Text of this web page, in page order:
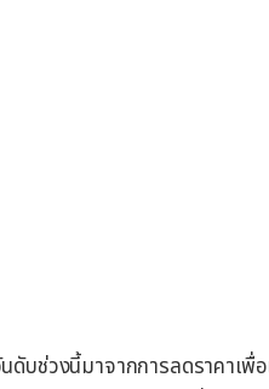
บช่วงนี้มาจากการลดราคาเพื่